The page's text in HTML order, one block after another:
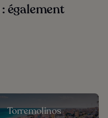
également
Torremolinos